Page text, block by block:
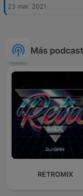
23 mar. 2021
Más
RETROMIX